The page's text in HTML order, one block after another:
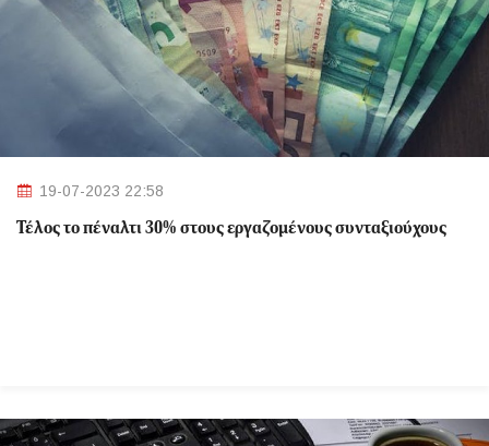
19-07-2023 22:58
Τέλος το πέναλτι 30% στους εργαζομένους συνταξιούχους